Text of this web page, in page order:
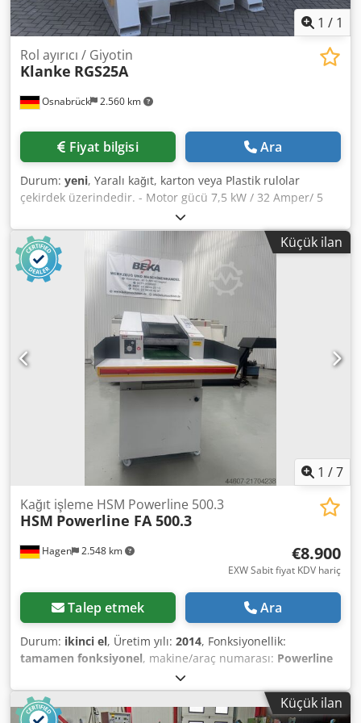
1 / 1
Osnabrück 2.560 km
Rol ayırıcı / Giyotin
Klanke RGS25A
Fiyat bilgisi Ara
Durum: yeni, Yaralı kağıt, karton veya Plastik rulolar
çekirdek üzerindedir. - Motor gücü 7,5 kW / 32 Amper/ 5
kutuplu – 50HZ-3LNPE - Çift el emniyet devresine sahip PLC
destekli kontrol - Kesme kuvveti 30 ton - Kesme hızı
17.3mm/sn Aşağıdakiler için tasarlanmış kesme kanalı: -
max. rulo uzunluğu 1500mm - max. rulo çapı 1200mm
Dkedpef S Ir Uofx Agpor - Makine ağırlığı yaklaşık 3000kg -
Renk RAL5012 - açık mavi Daha fazla bilgi ve fiyat talep
üzerine Mal siparişi
Küçük ilan
1 /7
Hagen 2.548 km
Kağıt işleme HSM Powerline 500.3
HSM Powerline FA 500.3
€8.900
EXW Sabit fiyat KDV hariç
Talep etmek Ara
Durum: ikinci el, Üretim yılı: 2014, Fonksiyonellik:
tamamen fonksiyonel, makine/araç numarası: Powerline
, HSM Powerline 500.3 HSM Powerline yüksek
kapasiteli evrak imha makinelerinin amiral gemisi. Bu
güçlü cihaz, arşivlerde veya merkezi evrak imha Küçük ilan